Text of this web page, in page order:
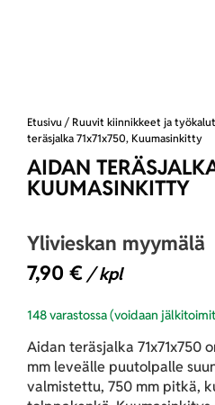
Etusivu / Ruuvit kiinnikkeet ja työkalut
teräsjalka 71x71x750, Kuumasinkitty
AIDAN
KUUMASINKITTY
Ylivieskan myymälä
7,90 € / kpl
148 varastossa (voidaan
Aidan teräsjalka 71x71x750
mm leveälle puutolpalle
valmistettu, 750 mm pitkä,